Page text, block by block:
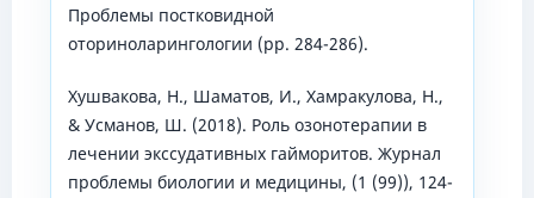
Проблемы постковидной
оториноларингологии (pp. 284-286).
Хушвакова, Н., Шаматов, И., Хамракулова, Н.,
& Усманов, Ш. (2018). Роль озонотерапии в
лечении экссудативных гайморитов. Журнал
проблемы биологии и медицины, (1 (99)), 124-